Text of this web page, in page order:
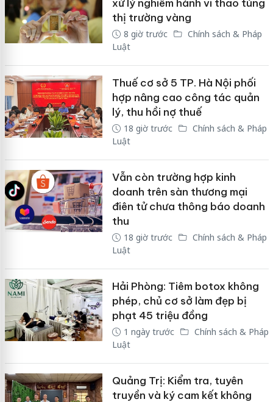
xử lý nghiêm hành vi thao túng
thị trường vàng
8 giờ trước
Chính sách & Pháp
Luật
Thuế cơ sở 5 TP. Hà Nội phối
hợp nâng cao công tác quản
lý, thu hồi nợ thuế
18 giờ trước
Chính sách & Pháp
Luật
Vẫn còn trường hợp kinh
doanh trên sàn thương mại
điên tử chưa thông báo doanh
thu
18 giờ trước
Chính sách & Pháp
Luật
Hải Phòng: Tiêm botox không
phép, chủ cơ sở làm đẹp bị
phạt 45 triệu đồng
1 ngày trước
Chính sách & Pháp
Luật
Quảng Trị: Kiểm tra, tuyên
truyền và ký cam kết không